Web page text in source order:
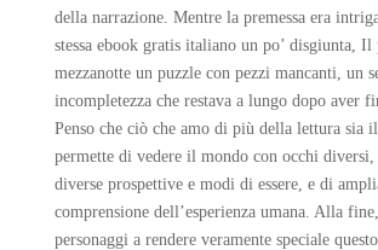
della narrazione. Mentre la premessa era
stessa ebook gratis italiano un po’ disgiunta, Il
mezzanotte un puzzle con pezzi mancanti, un
incompletezza che restava a lungo dopo aver
Penso che ciò che amo di più della lettura sia
permette di vedere il mondo con occhi diversi,
diverse prospettive e modi di essere, e di
comprensione dell’esperienza umana. Alla
personaggi a rendere veramente speciale